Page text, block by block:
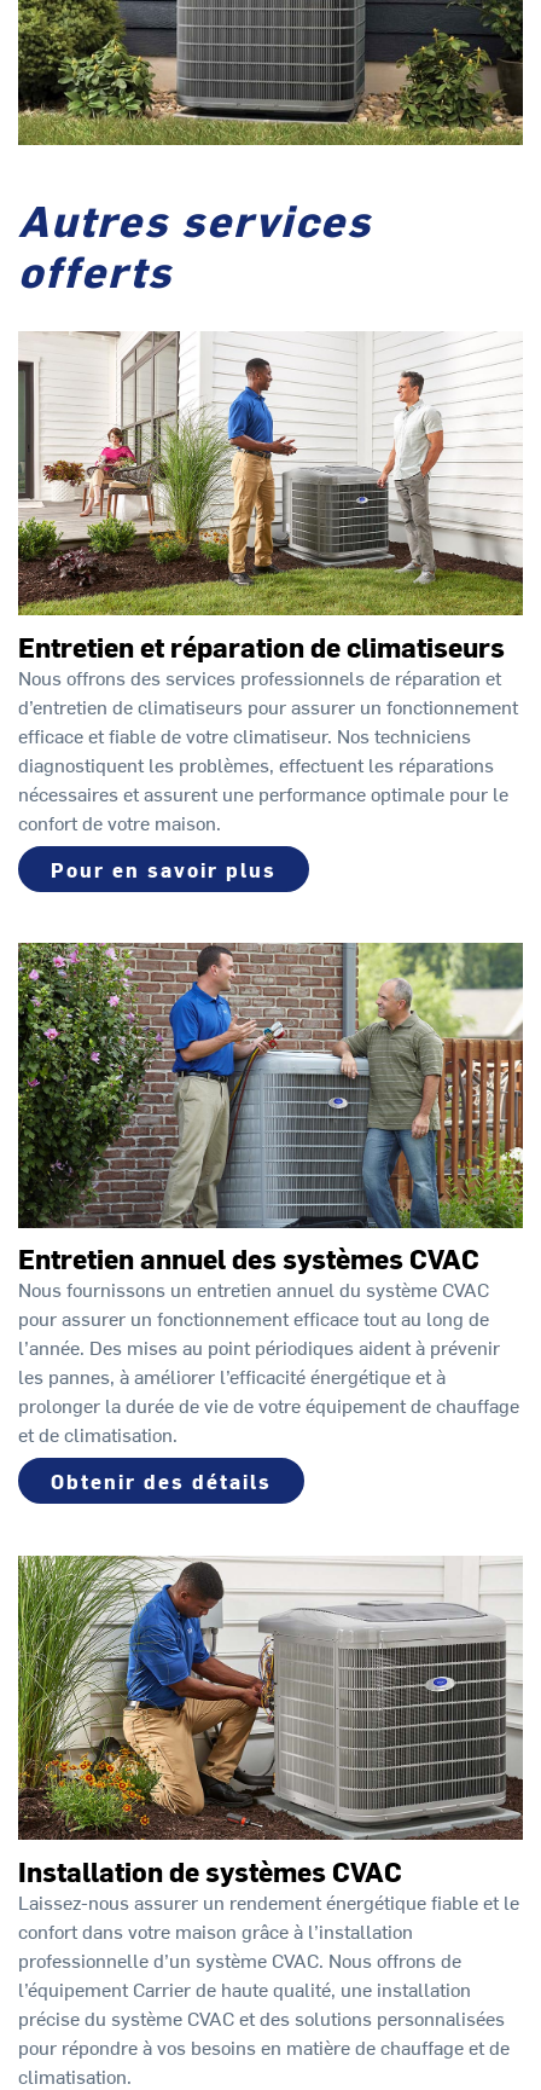
Autres services
offerts
Entretien et réparation de climatiseurs
Nous offrons des services professionnels de réparation et
d’entretien de climatiseurs pour assurer un fonctionnement
efficace et fiable de votre climatiseur. Nos techniciens
diagnostiquent les problèmes, effectuent les réparations
nécessaires et assurent une performance optimale pour le
confort de votre maison.
Pour en savoir plus
Entretien annuel des systèmes CVAC
Nous fournissons un entretien annuel du système CVAC
pour assurer un fonctionnement efficace tout au long de
l’année. Des mises au point périodiques aident à prévenir
les pannes, à améliorer l’efficacité énergétique et à
prolonger la durée de vie de votre équipement de chauffage
et de climatisation.
Obtenir des détails
Installation de systèmes CVAC
Laissez-nous assurer un rendement énergétique fiable et le
confort dans votre maison grâce à l’installation
professionnelle d’un système CVAC. Nous offrons de
l’équipement Carrier de haute qualité, une installation
précise du système CVAC et des solutions personnalisées
pour répondre à vos besoins en matière de chauffage et de
climatisation.